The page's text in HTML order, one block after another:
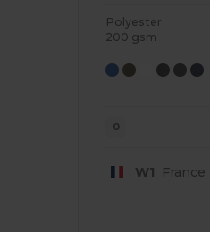
Polyester
200 gsm
0
W1 France